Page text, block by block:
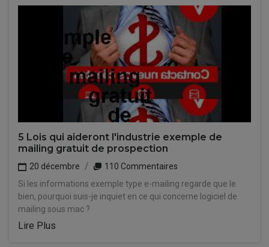
5 Lois qui aideront l'industrie exemple de
mailing gratuit de prospection
20 décembre
110 Commentaires
Si les informations exemple type e-mailing regarde que le
bien, pourquoi suis-je inquiet en ce qui concerne logiciel de
mailing sous mac ?
Lire Plus